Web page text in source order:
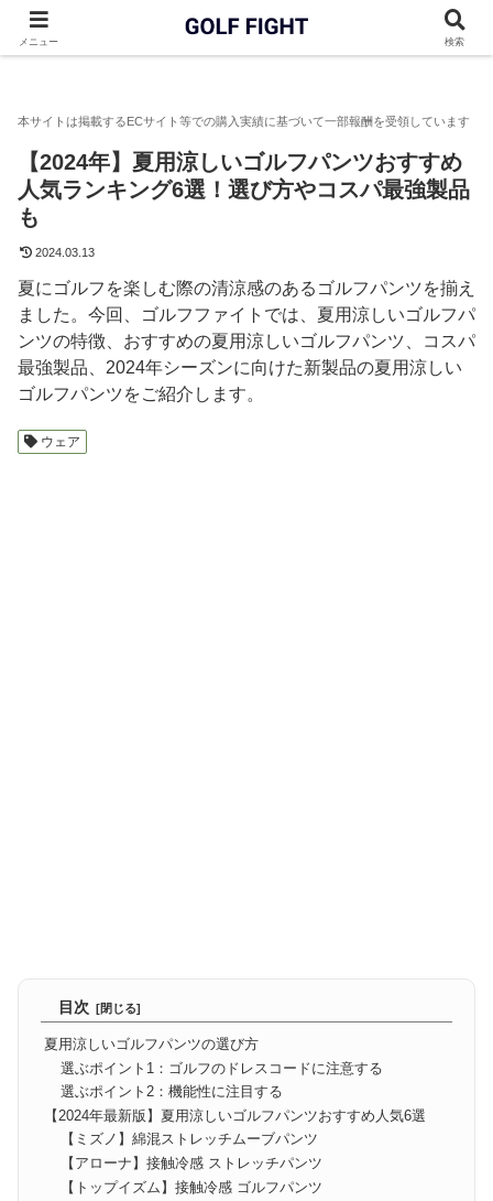
ゴルフウェア 【2024年】夏用涼しいゴルフパン
【2024年】夏用涼しいゴルフパンツおすすめ
人気ランキング6選！選び方やコスパ最強製品
も
2024.03.13
夏にゴルフを楽しむ際の清涼感のあるゴルフパンツを揃え
ました。今回、ゴルフファイトでは、夏用涼しいゴルフパ
ンツの特徴、おすすめの夏用涼しいゴルフパンツ、コスパ
最強製品、2024年シーズンに向けた新製品の夏用涼しい
ゴルフパンツをご紹介します。
ウェア
目次
夏用涼しいゴルフパンツの選び方
選ぶポイント1：ゴルフのドレスコードに注意する
選ぶポイント2：機能性に注目する
【2024年最新版】夏用涼しいゴルフパンツおすすめ人気6選
【ミズノ】綿混ストレッチムーブパンツ
【アローナ】接触冷感 ストレッチパンツ
【トップイズム】接触冷感 ゴルフパンツ
メニュー 検索